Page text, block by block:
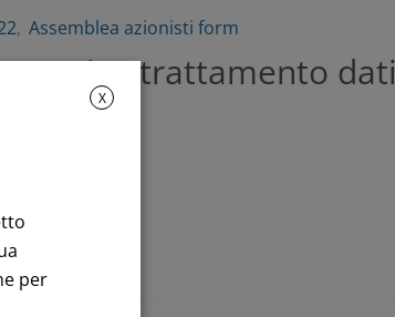
, Assemblea azionisti form
trattamento dati
tutto
X
per